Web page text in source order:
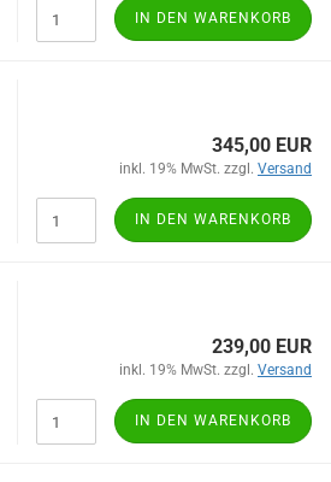
IN DEN WARENKORB
345,00 EUR
inkl. 19% MwSt. zzgl. Versand
IN DEN WARENKORB
239,00 EUR
inkl. 19% MwSt. zzgl. Versand
IN DEN WARENKORB